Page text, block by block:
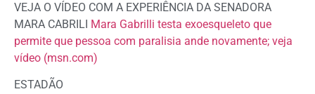
VEJA O VÍDEO COM A EXPERIÊNCIA DA SENADORA
MARA CABRILI Mara Gabrilli testa exoesqueleto que
permite que pessoa com paralisia ande novamente; veja
vídeo (msn.com)
ESTADÃO